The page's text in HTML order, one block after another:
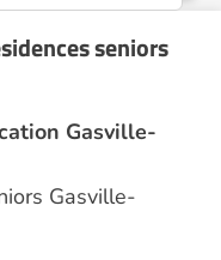
seniors
Gasville-
Gasville-